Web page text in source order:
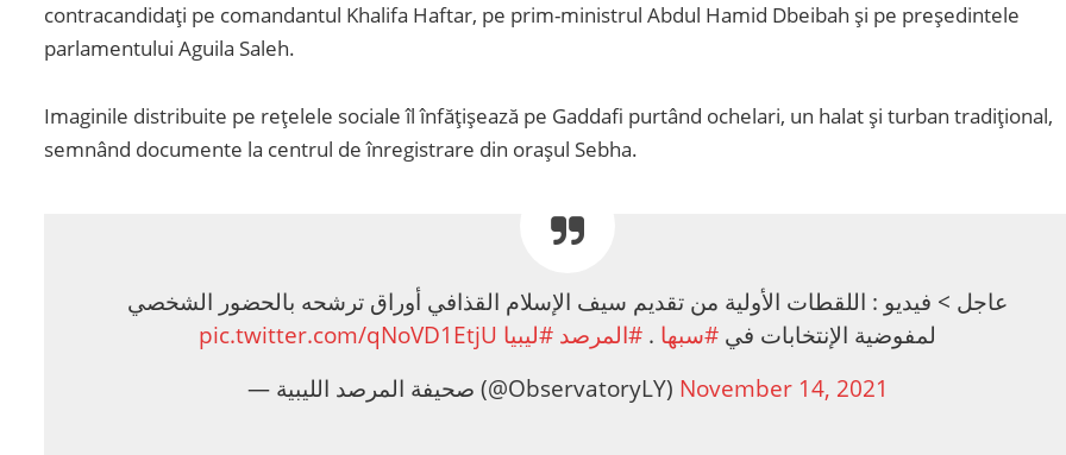
contracandidați pe comandantul Khalifa Haftar, pe prim-ministrul Abdul Hamid Dbeibah și pe președintele
parlamentului Aguila Saleh.
Imaginile distribuite pe rețelele sociale îl înfățișează pe Gaddafi purtând ochelari, un halat și turban tradițional,
semnând documente la centrul de înregistrare din orașul Sebha.
عاجل > فيديو : اللقطات الأولية من تقديم سيف الإسلام القذافي أوراق ترشحه بالحضور الشخصي
لمفوضية الإنتخابات في #سبها . #المرصد #ليبيا pic.twitter.com/qNoVD1EtjU
— صحيفة المرصد الليبية (@ObservatoryLY) November 14, 2021